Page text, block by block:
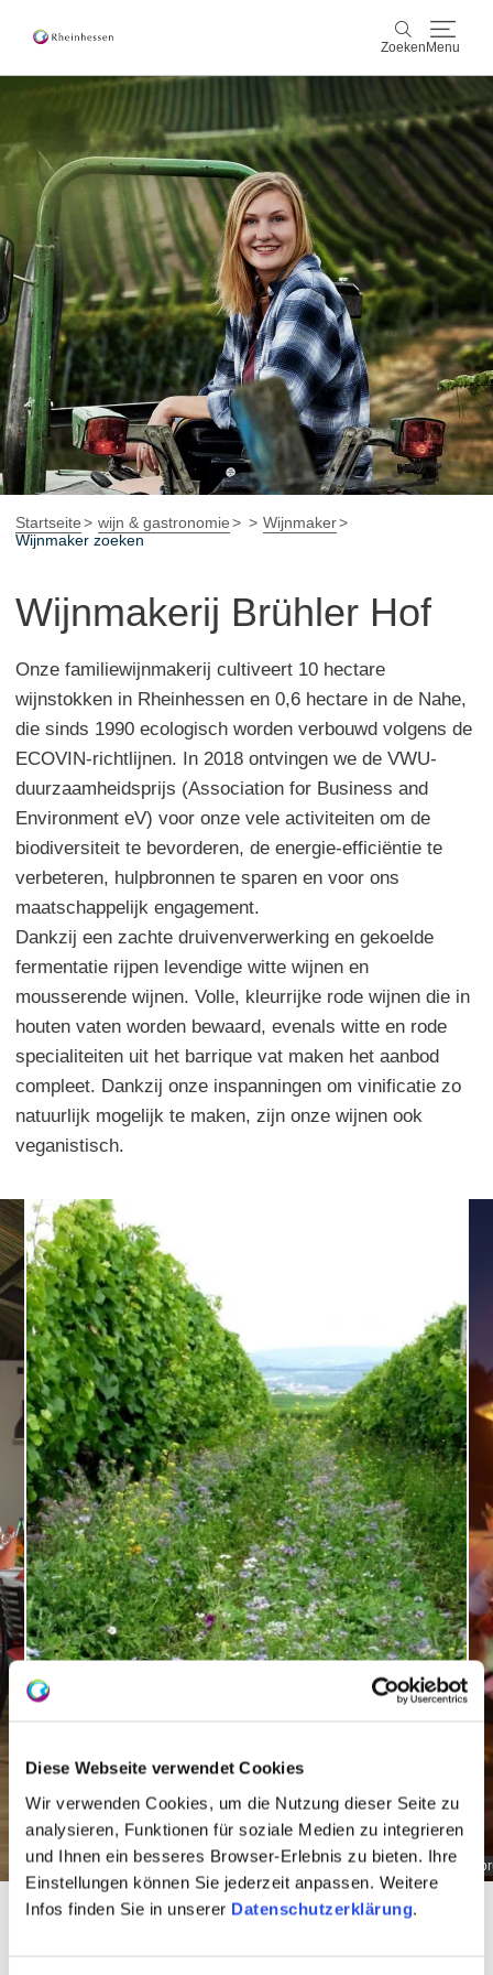
Diese Webseite verwendet Cookies
Wir verwenden Cookies, um die Nutzung dieser Seite zu
analysieren, Funktionen für soziale Medien zu integrieren
und Ihnen ein besseres Browser-Erlebnis zu bieten. Ihre
Einstellungen können Sie jederzeit anpassen. Weitere
Infos finden Sie in unserer Datenschutzerklärung.
Zoeken Menu
Zoeken
wijn & gastronomie
actief & natuur
Cultuur & Steden
Events
reservering & service
Rheinhessen-Blog kaart
Startseite wijn & gastronomie
Wijnmaker
Wijnmaker zoeken
Wijnmakerij Brühler Hof
Onze familiewijnmakerij cultiveert 10 hectare
wijnstokken in Rheinhessen en 0,6 hectare in de Nahe,
die sinds 1990 ecologisch worden verbouwd volgens de
ECOVIN-richtlijnen. In 2018 ontvingen we de VWU-
duurzaamheidsprijs (Association for Business and
Environment eV) voor onze vele activiteiten om de
biodiversiteit te bevorderen, de energie-efficiëntie te
verbeteren, hulpbronnen te sparen en voor ons
maatschappelijk engagement.
Dankzij een zachte druivenverwerking en gekoelde
fermentatie rijpen levendige witte wijnen en
mousserende wijnen. Volle, kleurrijke rode wijnen die in
houten vaten worden bewaard, evenals witte en rode
specialiteiten uit het barrique vat maken het aanbod
compleet. Dankzij onze inspanningen om vinificatie zo
natuurlijk mogelijk te maken, zijn onze wijnen ook
veganistisch.
bruehler-hof-groen